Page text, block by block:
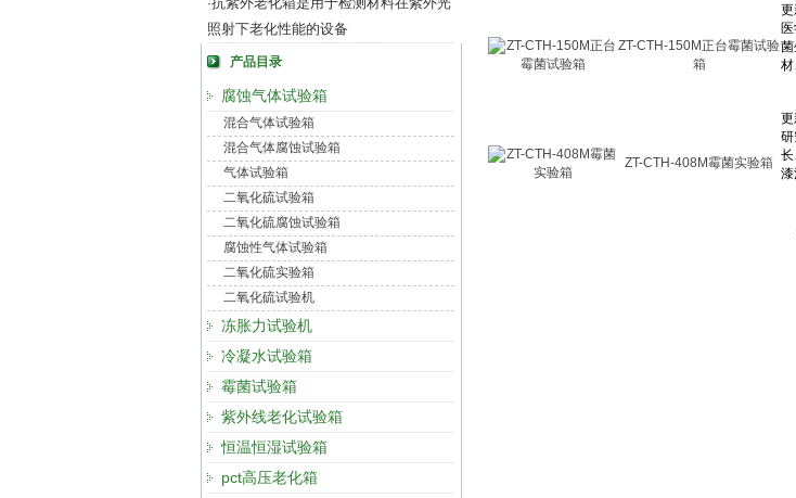
·
照射下老化性能的设备
产品目录
腐蚀气体试验箱
混合气体试验箱
混合气体腐蚀试验箱
气体试验箱
二氧化硫试验箱
二氧化硫腐蚀试验箱
腐蚀性气体试验箱
二氧化硫实验箱
二氧化硫试验机
冻胀力试验机
冷凝水试验箱
霉菌试验箱
紫外线老化试验箱
恒温恒湿试验箱
pct高压老化箱
ZT-CTH-150M正台霉菌试验
箱
ZT-CTH-408M霉菌实验箱